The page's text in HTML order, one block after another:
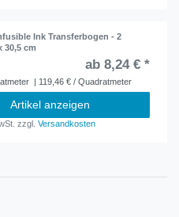
Ink Transferbogen - 2
30,5 cm
ab 8,24 € *
| 119,46 € / Quadratmeter
Artikel anzeigen
zzgl.Versandkosten